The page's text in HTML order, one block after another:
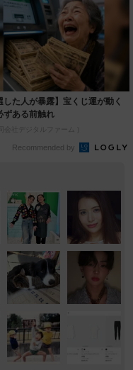
した人が暴露】宝くじ運が動く
ずある前触れ
会社デジタルファーム )
Recommended by